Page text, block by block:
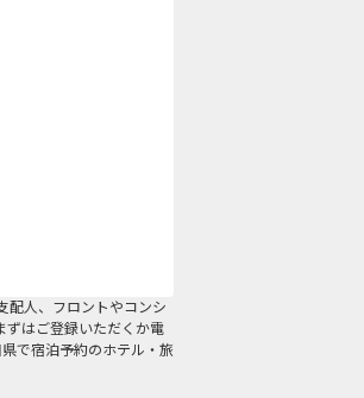
配人、フロントやコンシ
ずはご登録いただくか電
で宿泊予約のホテル・旅